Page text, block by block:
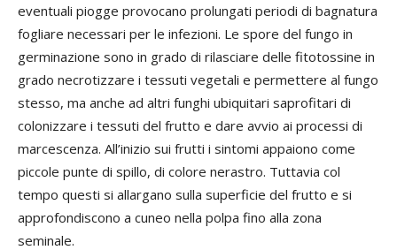
eventuali piogge provocano prolungati periodi di bagnatura
fogliare necessari per le infezioni. Le spore del fungo in
germinazione sono in grado di rilasciare delle fitotossine in
grado necrotizzare i tessuti vegetali e permettere al fungo
stesso, ma anche ad altri funghi ubiquitari saprofitari di
colonizzare i tessuti del frutto e dare avvio ai processi di
marcescenza. All’inizio sui frutti i sintomi appaiono come
piccole punte di spillo, di colore nerastro. Tuttavia col
tempo questi si allargano sulla superficie del frutto e si
approfondiscono a cuneo nella polpa fino alla zona
seminale.